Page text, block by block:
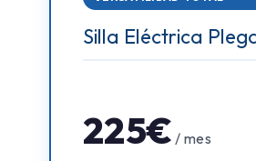
Silla Eléctrica
225€ / mes